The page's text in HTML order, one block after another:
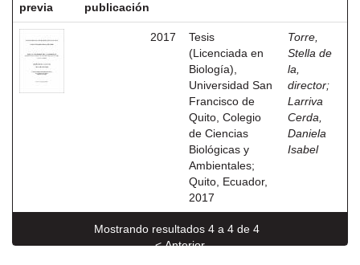
previa
publicación
2017
Tesis
(Licenciada en
Biología),
Universidad San
Francisco de
Quito, Colegio
de Ciencias
Biológicas y
Ambientales;
Quito, Ecuador,
2017
Torre,
Stella de
la,
director;
Larriva
Cerda,
Daniela
Isabel
Mostrando resultados 4 a 4 de 4
< Anterior